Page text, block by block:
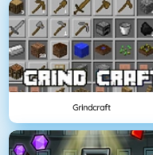
Grindcraft